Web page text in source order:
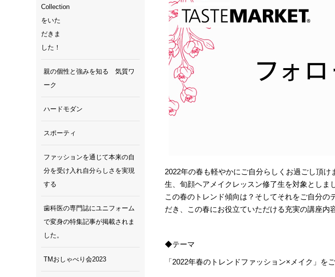
2022年の春も軽やかにご自分らしくお過ごし頂
生、旬顔ヘアメイクレッスン修了⽣を対象としま
この春のトレンド傾向は？そしてそれをご自分
だき、この春にお役立ていただける充実の講座内
◆テーマ
「2022年春のトレンドファッション×メイク」を
親の個性と強みを知る 気質ワ
ーク
ハードモダン
スポーティ
ファッションを通じて本来の自
分を受け入れ自分らしさを実現
する
歯科医の専門誌にユニフォーム
で変身の特集記事が掲載されま
した。
TMおしゃべり会2023